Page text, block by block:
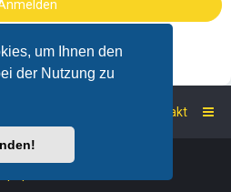
um Ihnen den
der Nutzung zu
Kontakt